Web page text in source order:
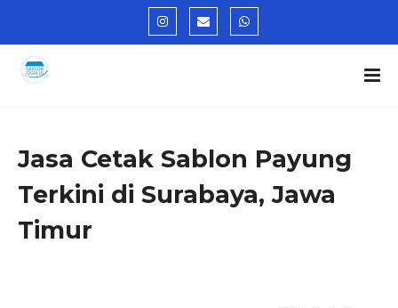
Jasa Cetak Sablon Payung
Terkini di Surabaya, Jawa
Timur